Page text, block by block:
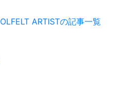
ARTISTの記事一覧